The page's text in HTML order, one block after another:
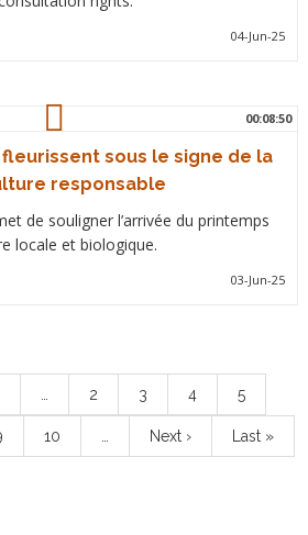
04-Jun-25
00:08:50
sous le signe de la
responsable
de souligner l’arrivée du printemps
locale et biologique.
03-Jun-25
Page
2 Page
3 Page
4 Page
5
Page
10
Next
page
Next ›
Last
page
Last »